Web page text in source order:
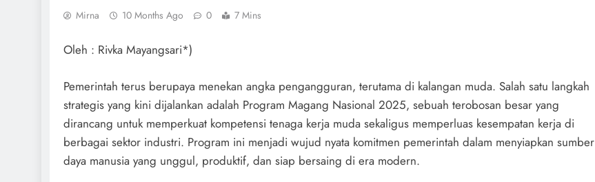
Mirna 10 Months Ago 0 7 Mins
Oleh : Rivka Mayangsari*)
Pemerintah terus berupaya menekan angka pengangguran, terutama di kalangan muda. Salah satu langkah
strategis yang kini dijalankan adalah Program Magang Nasional 2025, sebuah terobosan besar yang
dirancang untuk memperkuat kompetensi tenaga kerja muda sekaligus memperluas kesempatan kerja di
berbagai sektor industri. Program ini menjadi wujud nyata komitmen pemerintah dalam menyiapkan sumber
daya manusia yang unggul, produktif, dan siap bersaing di era modern.